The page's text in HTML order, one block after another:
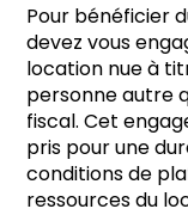
Pour bénéficier
devez vous
location nue à
personne autre
fiscal. Cet
pris pour une
conditions de
ressources du